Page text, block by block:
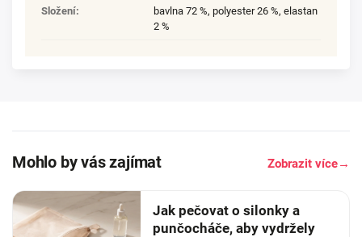
Složení:
bavlna 72 %, polyester 26 %, elastan
2 %
Mohlo by vás zajímat Zobrazit více→
Jak pečovat o silonky a
punčocháče, aby vydržely